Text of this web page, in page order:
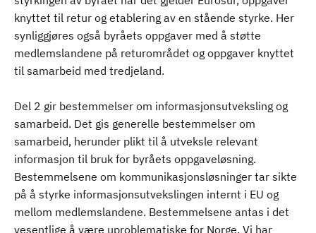
knyttet til retur og etablering av en stående styrke. Her
synliggjøres også byråets oppgaver med å støtte
medlemslandene på returområdet og oppgaver knyttet
til samarbeid med tredjeland.
Del 2 gir bestemmelser om informasjonsutveksling og
samarbeid. Det gis generelle bestemmelser om
samarbeid, herunder plikt til å utveksle relevant
informasjon til bruk for byråets oppgaveløsning.
Bestemmelsene om kommunikasjonsløsninger tar sikte
på å styrke informasjonsutvekslingen internt i EU og
mellom medlemslandene. Bestemmelsene antas i det
vesentlige å være uproblematiske for Norge. Vi har